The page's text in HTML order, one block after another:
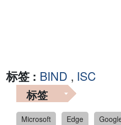
标签 : BIND , ISC
标签
Microsoft Edge